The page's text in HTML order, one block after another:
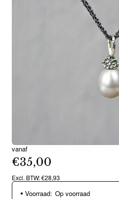
vanaf
€35,00
Excl. BTW: €28,93
Voorraad: Op voorraad